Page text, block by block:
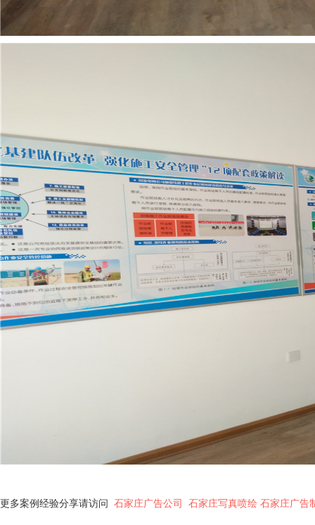
更多案例经验分享请访问 石家庄广告公司 石家庄写真喷绘 石家庄广告